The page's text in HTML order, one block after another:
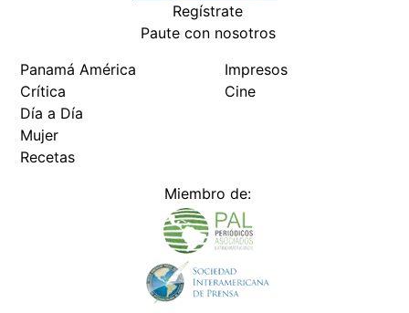
Regístrate
Paute con nosotros
Panamá América
Crítica
Día a Día
Mujer
Recetas
Impresos
Cine
Miembro de: